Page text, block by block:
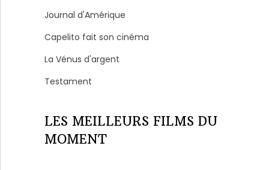
Journal d'Amérique
Capelito fait son cinéma
La Vénus d'argent
Testament
LES MEILLEURS FILMS DU
MOMENT